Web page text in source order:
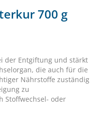
700 g
der Entgiftung und stärkt
die auch für die
Nährstoffe zuständig
zu
Stoffwechsel- oder